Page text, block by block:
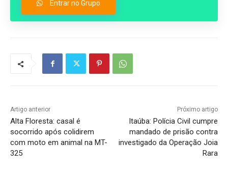
Entrar no Grupo
Artigo anterior
Alta Floresta: casal é
socorrido após colidirem
com moto em animal na MT-
325
Próximo artigo
Itaúba: Polícia Civil cumpre
mandado de prisão contra
investigado da Operação Joia
Rara